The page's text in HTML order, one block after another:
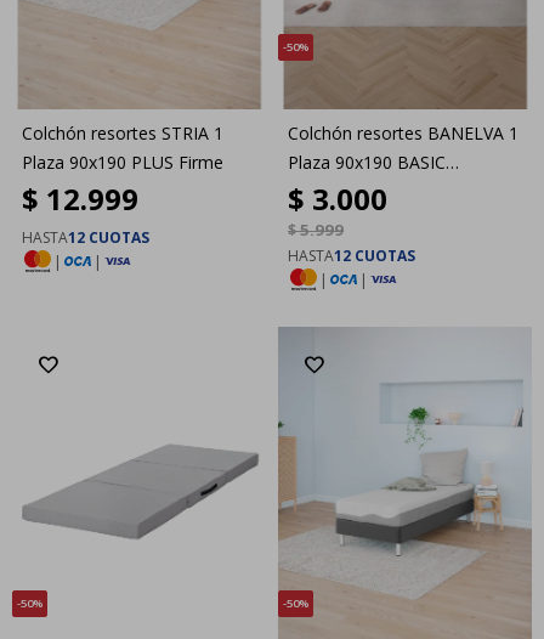
Colchón resortes STRIA 1
Plaza 90x190 PLUS Firme
$ 12.999
HASTA12 CUOTAS
|
|
50
Colchón resortes BANELVA 1
Plaza 90x190 BASIC
Intermedio
$ 3.000
$5.999
HASTA12 CUOTAS
|
|
50 50